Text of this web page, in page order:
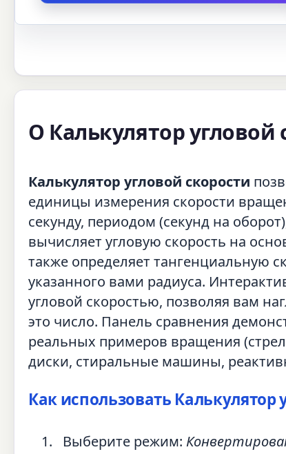
О Калькулятор угловой
Калькулятор угловой скорости
единицы измерения скорости
секунду, периодом (секунд на
вычисляет угловую скорость на
также определяет тангенциальную
указанного вами радиуса.
угловой скоростью, позволяя вам
это число. Панель сравнения
реальных примеров вращения
диски, стиральные машины,
Как использовать Калькулятор
Выберите режим: